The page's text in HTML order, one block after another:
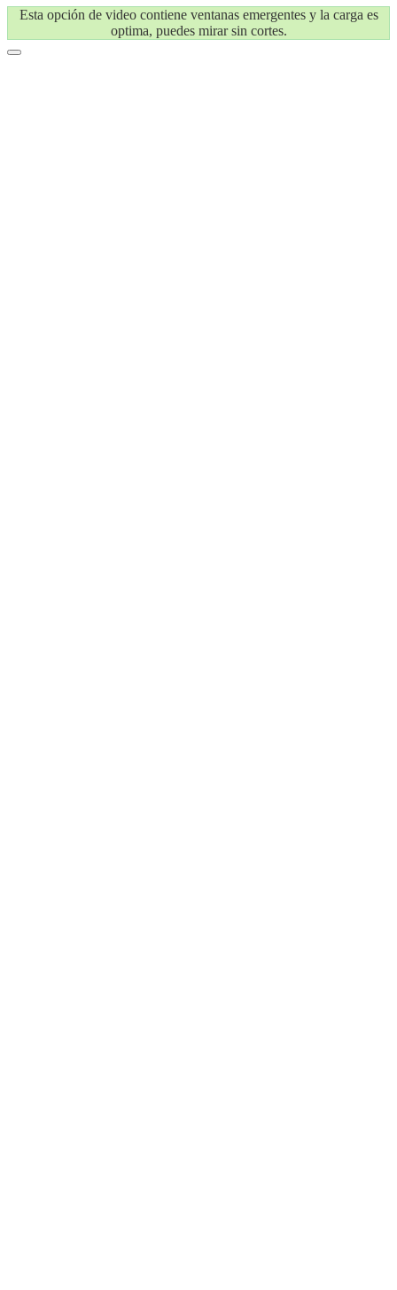
Esta opción de video contiene ventanas emergentes y la carga es
optima, puedes mirar sin cortes.